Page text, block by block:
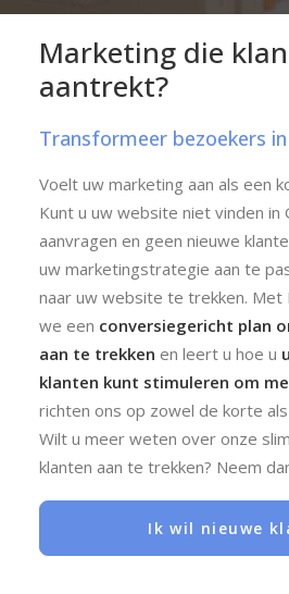
Marketing die
aantrekt?
Transformeer bezoekers
Voelt uw marketing aan als een
Kunt u uw website niet vinden in
aanvragen en geen nieuwe
uw marketingstrategie aan te
naar uw website te trekken. Met
we een conversiegericht plan
aan te trekken en leert u hoe u
klanten kunt stimuleren om
richten ons op zowel de korte
Wilt u meer weten over onze
klanten aan te trekken? Neem
Ik wil nieuwe